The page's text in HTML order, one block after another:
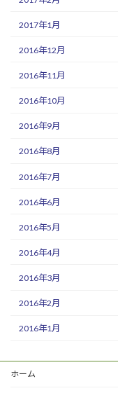
2017年1月
2016年12月
2016年11月
2016年10月
2016年9月
2016年8月
2016年7月
2016年6月
2016年5月
2016年4月
2016年3月
2016年2月
2016年1月
ホーム